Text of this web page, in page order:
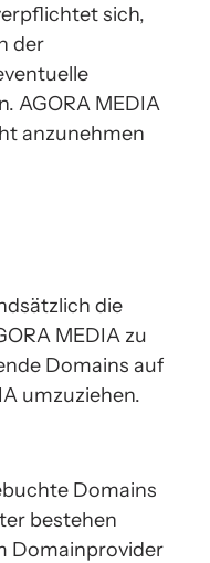
sich,
der
AGORA MEDIA
anzunehmen
die
MEDIA zu
Domains auf
umzuziehen.
Domains
bestehen
Domainprovider